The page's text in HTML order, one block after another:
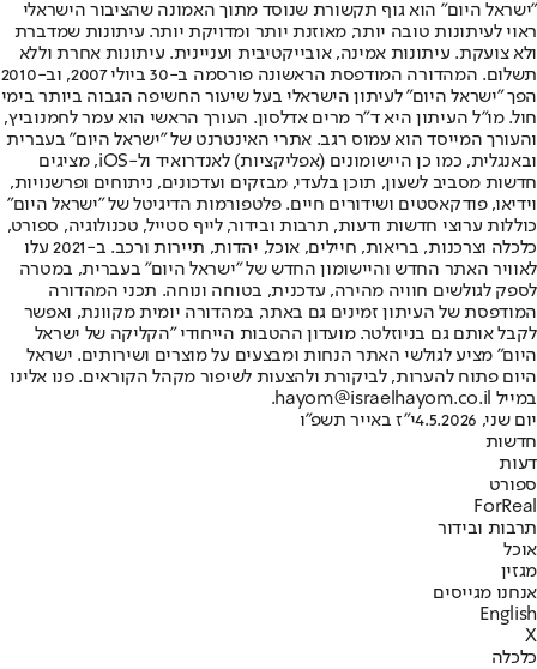
"ישראל היום" הוא גוף תקשורת שנוסד מתוך האמונה שהציבור הישראלי
ראוי לעיתונות טובה יותר, מאוזנת יותר ומדויקת יותר. עיתונות שמדברת
ולא צועקת. עיתונות אמינה, אובייקטיבית ועניינית. עיתונות אחרת וללא
תשלום. המהדורה המודפסת הראשונה פורסמה ב-30 ביולי 2007, וב-2010
הפך "ישראל היום" לעיתון הישראלי בעל שיעור החשיפה הגבוה ביותר בימי
חול. מו"ל העיתון היא ד"ר מרים אדלסון. העורך הראשי הוא עמר לחמנוביץ,
והעורך המייסד הוא עמוס רגב. אתרי האינטרנט של "ישראל היום" בעברית
ובאנגלית, כמו כן היישומונים (אפליקציות) לאנדרואיד ול-iOS, מציגים
חדשות מסביב לשעון, תוכן בלעדי, מבזקים ועדכונים, ניתוחים ופרשנויות,
וידיאו, פודקאסטים ושידורים חיים. פלטפורמות הדיגיטל של "ישראל היום"
כוללות ערוצי חדשות ודעות, תרבות ובידור, לייף סטייל, טכנולוגיה, ספורט,
כלכלה וצרכנות, בריאות, חיילים, אוכל, יהדות, תיירות ורכב. ב-2021 עלו
לאוויר האתר החדש והיישומון החדש של "ישראל היום" בעברית, במטרה
לספק לגולשים חוויה מהירה, עדכנית, בטוחה ונוחה. תכני המהדורה
המודפסת של העיתון זמינים גם באתר, במהדורה יומית מקוונת, ואפשר
לקבל אותם גם בניוזלטר. מועדון ההטבות הייחודי "הקליקה של ישראל
היום" מציע לגולשי האתר הנחות ומבצעים על מוצרים ושירותים. ישראל
היום פתוח להערות, לביקורת ולהצעות לשיפור מקהל הקוראים. פנו אלינו
במייל hayom@israelhayom.co.il.
יום שני, 4.5.2026
י"ז באייר תשפ"ו
חדשות
דעות
ספורט
ForReal
תרבות ובידור
אוכל
מגזין
אנחנו מגייסים
English
X
כלכלה